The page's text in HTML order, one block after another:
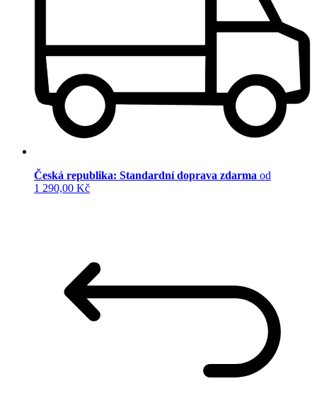
Česká republika: Standardní doprava zdarma od
1 290,00 Kč